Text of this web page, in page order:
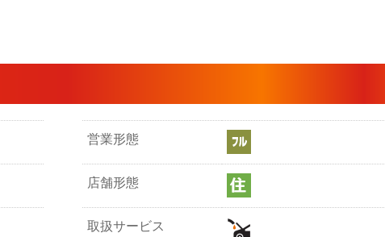
営業形態
店舗形態
取扱サービス